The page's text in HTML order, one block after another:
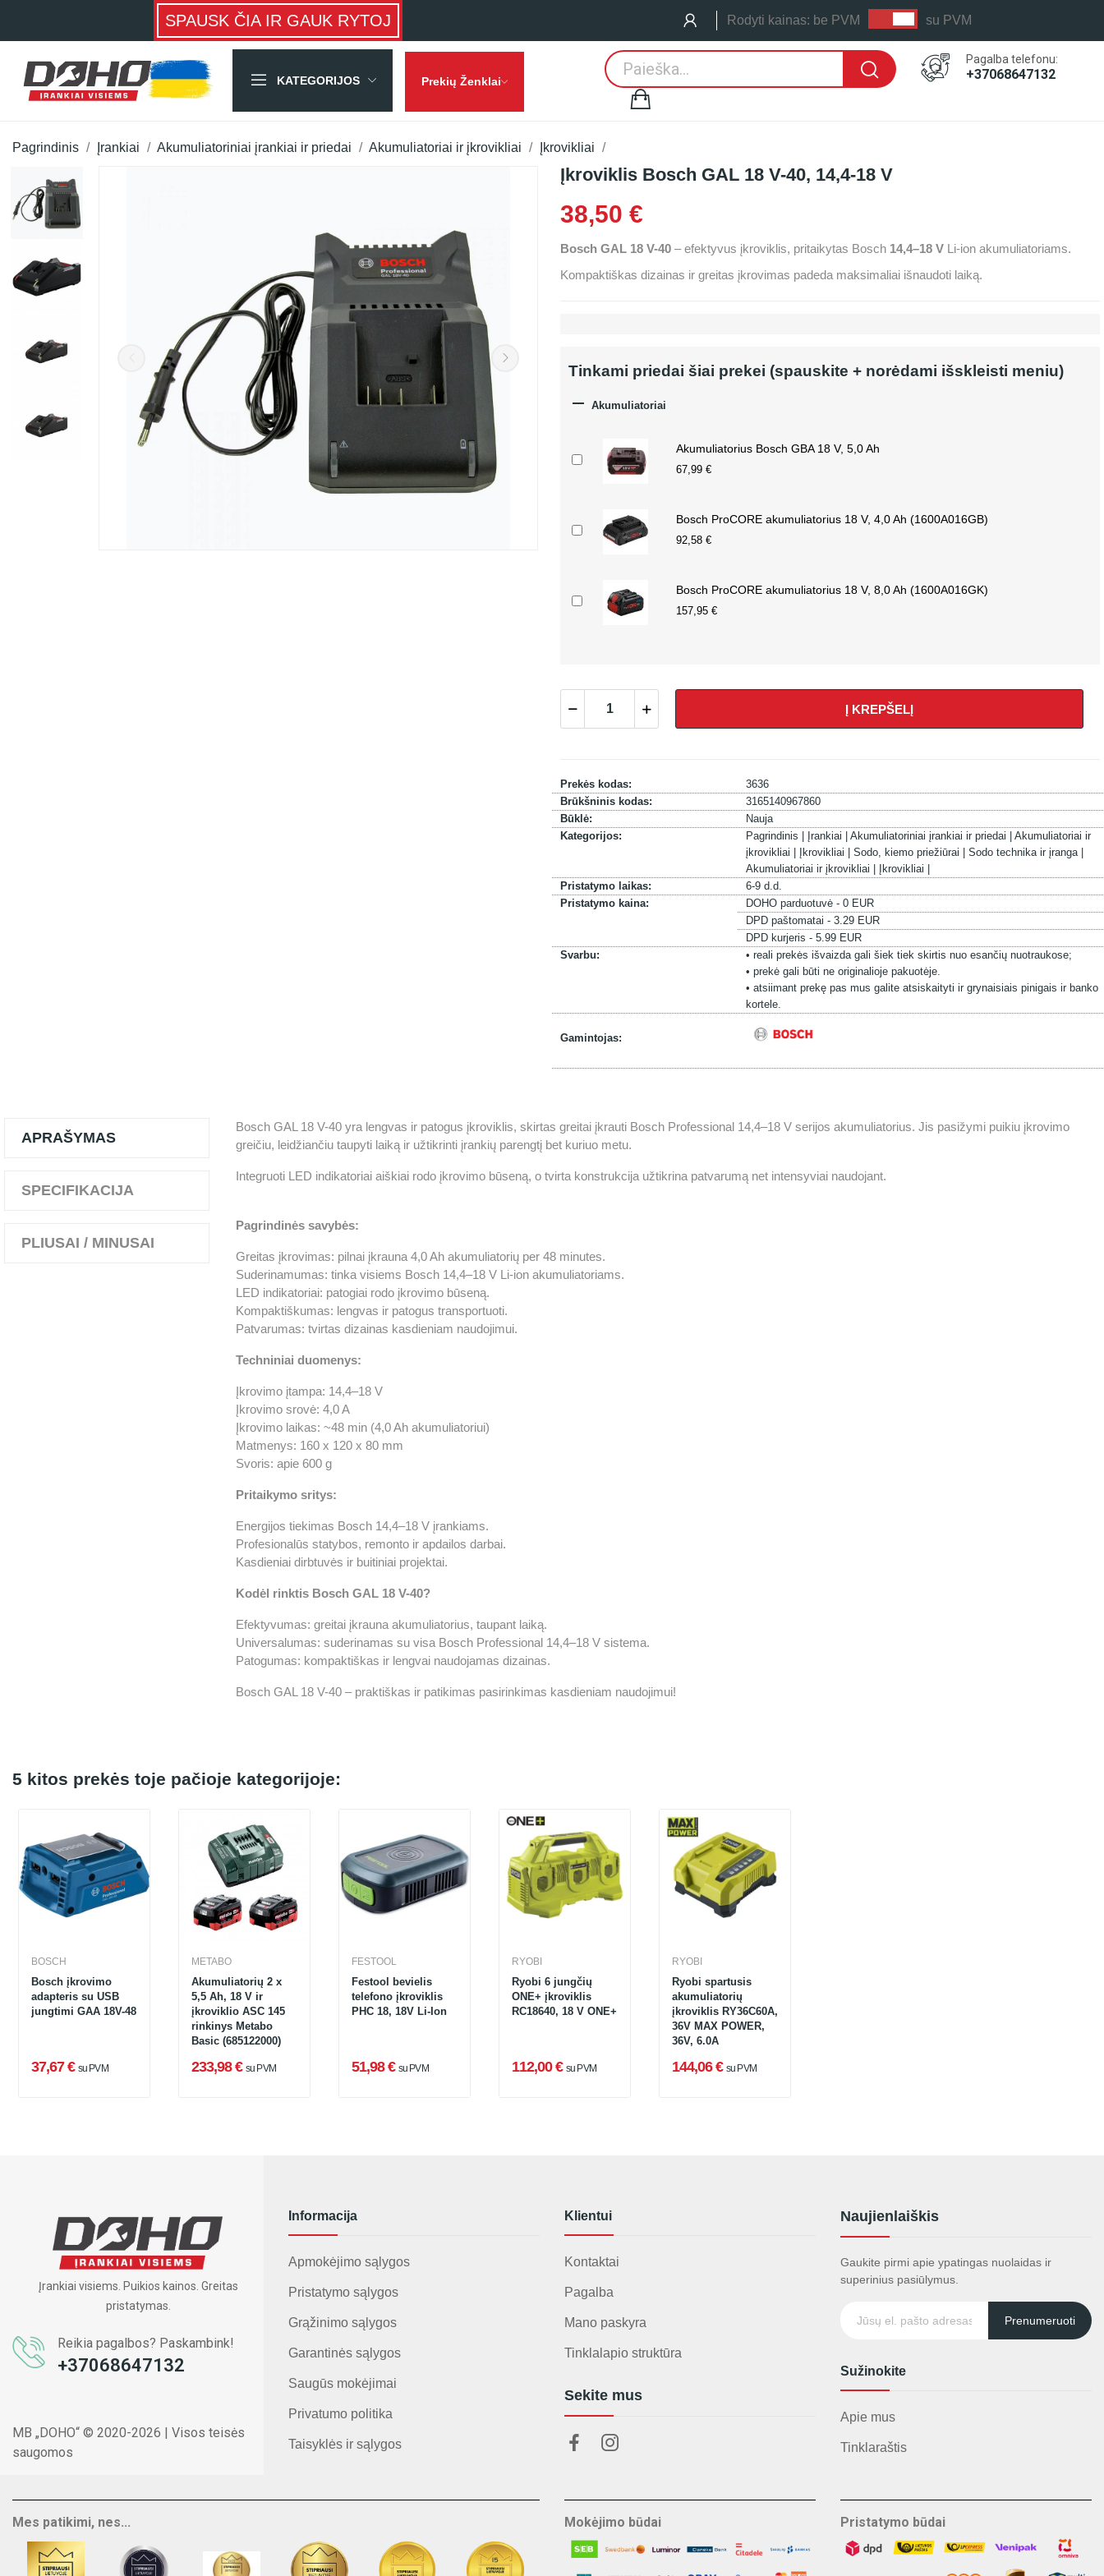
SPAUSK ČIA IR GAUK RYTOJ Rodyti kainas: be PVM su PVM
KATEGORIJOS Prekių Ženklai
Pagalba telefonu:
+37068647132
Pagrindinis Įrankiai Akumuliatoriniai įrankiai ir priedai Akumuliatoriai ir įkrovikliai Įkrovikliai
Įkroviklis Bosch GAL 18 V-40, 14,4-18 V
38,50 €
Bosch GAL 18 V-40 – efektyvus įkroviklis, pritaikytas Bosch 14,4–18 V Li-ion akumuliatoriams.
Kompaktiškas dizainas ir greitas įkrovimas padeda maksimaliai išnaudoti laiką.
Tinkami priedai šiai prekei (spauskite + norėdami išskleisti meniu)
 Akumuliatoriai
Akumuliatorius Bosch GBA 18 V, 5,0 Ah
67,99 €
Bosch ProCORE akumuliatorius 18 V, 4,0 Ah (1600A016GB)
92,58 €
Bosch ProCORE akumuliatorius 18 V, 8,0 Ah (1600A016GK)
157,95 €
Į KREPŠELĮ
Prekės kodas:
3636
Brūkšninis kodas:
3165140967860
Būklė:
Nauja
Kategorijos:
Pagrindinis | Įrankiai | Akumuliatoriniai įrankiai ir priedai | Akumuliatoriai ir
įkrovikliai |
Įkrovikliai | Sodo, kiemo priežiūrai | Sodo technika ir įranga |
Akumuliatoriai ir įkrovikliai |
Įkrovikliai |
Pristatymo laikas:
6-9 d.d.
Pristatymo kaina:
DOHO parduotuvė - 0 EUR
DPD paštomatai - 3.29 EUR
DPD kurjeris - 5.99 EUR
Svarbu:
• reali prekės išvaizda gali šiek tiek skirtis nuo esančių nuotraukose;
• prekė gali būti ne originalioje pakuotėje.
• atsiimant prekę pas mus galite atsiskaityti ir grynaisiais pinigais ir banko
kortele.
Gamintojas:
APRAŠYMAS
SPECIFIKACIJA
PLIUSAI / MINUSAI
Bosch GAL 18 V-40 yra lengvas ir patogus įkroviklis, skirtas greitai įkrauti Bosch Professional 14,4–18 V serijos akumuliatorius. Jis pasižymi puikiu įkrovimo
greičiu, leidžiančiu taupyti laiką ir užtikrinti įrankių parengtį bet kuriuo metu.
Integruoti LED indikatoriai aiškiai rodo įkrovimo būseną, o tvirta konstrukcija užtikrina patvarumą net intensyviai naudojant.
Pagrindinės savybės:
Greitas įkrovimas: pilnai įkrauna 4,0 Ah akumuliatorių per 48 minutes.
Suderinamumas: tinka visiems Bosch 14,4–18 V Li-ion akumuliatoriams.
LED indikatoriai: patogiai rodo įkrovimo būseną.
Kompaktiškumas: lengvas ir patogus transportuoti.
Patvarumas: tvirtas dizainas kasdieniam naudojimui.
Techniniai duomenys:
Įkrovimo įtampa: 14,4–18 V
Įkrovimo srovė: 4,0 A
Įkrovimo laikas: ~48 min (4,0 Ah akumuliatoriui)
Matmenys: 160 x 120 x 80 mm
Svoris: apie 600 g
Pritaikymo sritys:
Energijos tiekimas Bosch 14,4–18 V įrankiams.
Profesionalūs statybos, remonto ir apdailos darbai.
Kasdieniai dirbtuvės ir buitiniai projektai.
Kodėl rinktis Bosch GAL 18 V-40?
Efektyvumas: greitai įkrauna akumuliatorius, taupant laiką.
Universalumas: suderinamas su visa Bosch Professional 14,4–18 V sistema.
Patogumas: kompaktiškas ir lengvai naudojamas dizainas.
Bosch GAL 18 V-40 – praktiškas ir patikimas pasirinkimas kasdieniam naudojimui!
5 kitos prekės toje pačioje kategorijoje:
BOSCH
Bosch įkrovimo
adapteris su USB
jungtimi GAA 18V-48
37,67 € su PVM
METABO
Akumuliatorių 2 x
5,5 Ah, 18 V ir
įkroviklio ASC 145
rinkinys Metabo
Basic (685122000)
233,98 € su PVM
FESTOOL
Festool bevielis
telefono įkroviklis
PHC 18, 18V Li-Ion
51,98 € su PVM
RYOBI
Ryobi 6 jungčių
ONE+ įkroviklis
RC18640, 18 V ONE+
112,00 € su PVM
RYOBI
Ryobi spartusis
akumuliatorių
įkroviklis RY36C60A,
36V MAX POWER,
36V, 6.0A
144,06 € su PVM
Įrankiai visiems. Puikios kainos. Greitas
pristatymas.
Reikia pagalbos? Paskambink!
+37068647132
MB „DOHO“ © 2020-2026 | Visos teisės
saugomos
Informacija
Apmokėjimo sąlygos
Pristatymo sąlygos
Grąžinimo sąlygos
Garantinės sąlygos
Saugūs mokėjimai
Privatumo politika
Taisyklės ir sąlygos
Klientui
Kontaktai
Pagalba
Mano paskyra
Tinklalapio struktūra
Sekite mus
Naujienlaiškis
Gaukite pirmi apie ypatingas nuolaidas ir
superinius pasiūlymus.
Prenumeruoti
Sužinokite
Apie mus
Tinklaraštis
Mes patikimi, nes... Mokėjimo būdai Pristatymo būdai